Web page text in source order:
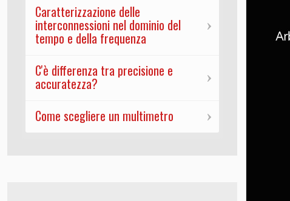
Caratterizzazione delle
interconnessioni nel dominio del
tempo e della frequenza
C'è differenza tra precisione e
accuratezza?
Come scegliere un multimetro